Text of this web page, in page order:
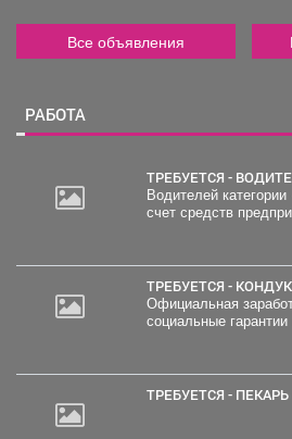
Все объявления
РАБОТА
ТРЕБУЕТСЯ -
Водителей
счет средств
ТРЕБУЕТСЯ -
Официальная
социальные
ТРЕБУЕТСЯ -